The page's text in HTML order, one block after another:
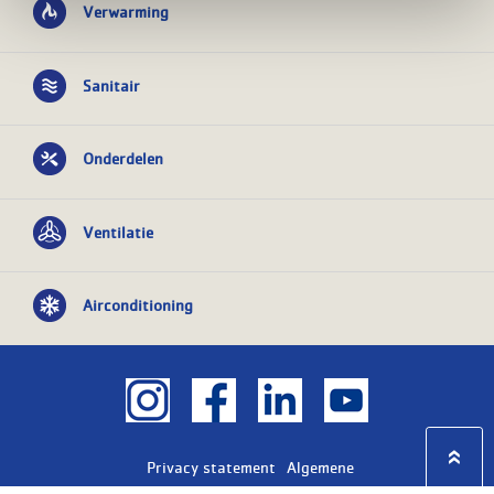
Verwarming
Sanitair
Onderdelen
Ventilatie
Airconditioning
Privacy statement
Algemene